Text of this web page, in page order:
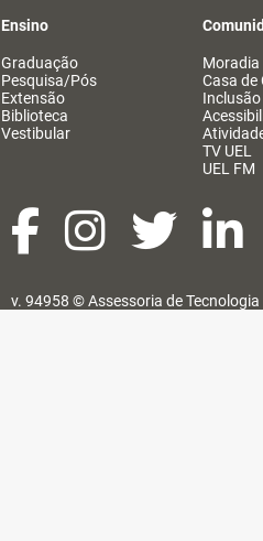
Ensino
Graduação
Pesquisa/Pós
Extensão
Biblioteca
Vestibular
Moradia
Casa de
Inclusão
TV UEL
UEL FM
v. 94958 ©Assessoria de